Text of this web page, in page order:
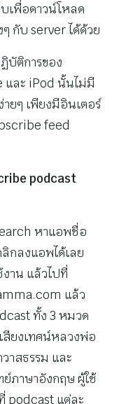
บเพื่อดาวน์โหลด
กับ server ได้ด้วย
บัติการของ
และ iPod นั้นไม่มี
ายๆ เพียงมีอินเตอร์
feed
podcast
หาแอพชื่อ
กลงแอพได้เลย
าน แล้วไปที่
แล้ว
ทั้ง 3 หมวด
ยงเทศน์หลวงพ่อ
าสธรรม และ
ภาษาอังกฤษ ผู้ใช้
podcast แต่ละ